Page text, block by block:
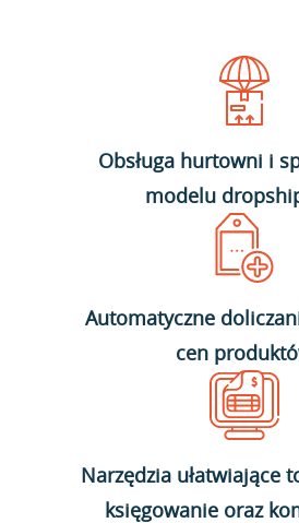
Obsługa hurtowni i
modelu
Automatyczne
cen
Narzędzia ułatwiające
księgowanie oraz